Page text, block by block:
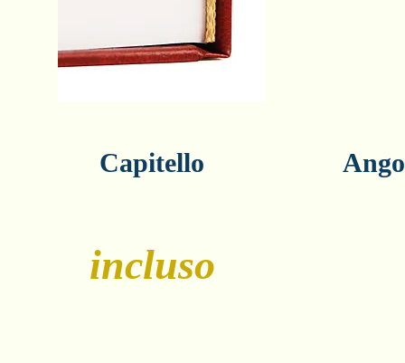
Capitello
incluso